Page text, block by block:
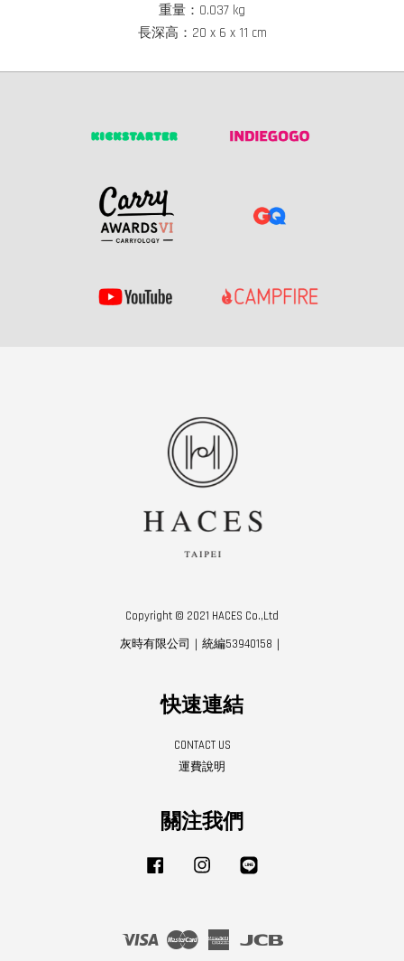
重量：0.037 kg
長深高：20 x 6 x 11 cm
Copyright © 2021 HACES Co.,Ltd
灰時有限公司｜統編53940158｜
快速連結
CONTACT US
運費說明
關注我們
Facebook Instagram
Visa Master
American